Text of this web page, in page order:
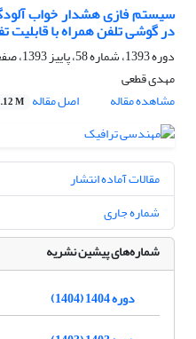
سیستم فازی هشدار خواب
در گوشی تلفن همراه با
دوره 1393، شماره 58، پاییز 1393، صفحه
مهدی قطعی
مشاهده مقاله
اصل مقاله M
مقالات آماده انتشار
شماره جاری
شماره‌های پیشین نشریه
دوره 1404 (1404)